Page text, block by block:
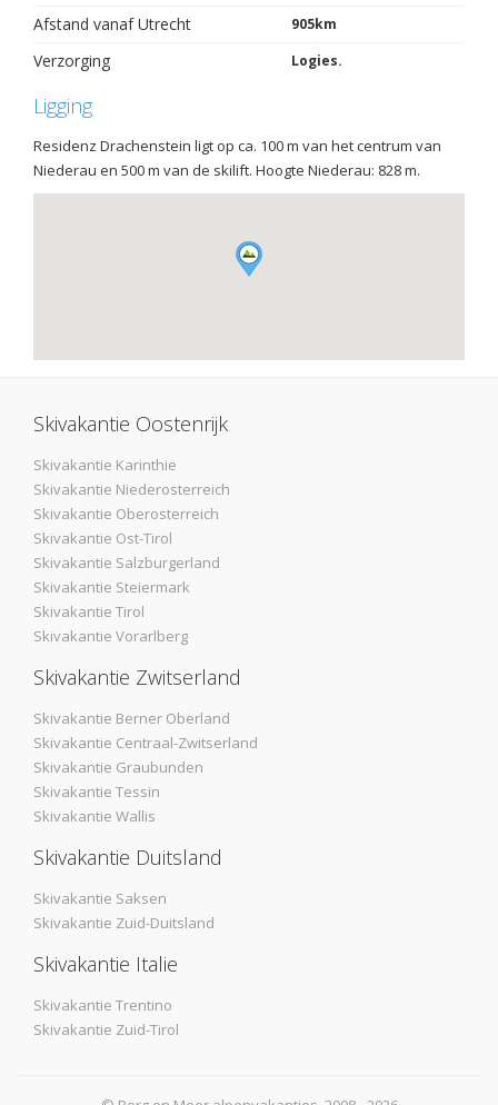
Afstand vanaf Utrecht 905km
Verzorging Logies.
Ligging
Residenz Drachenstein ligt op ca. 100 m van het centrum van
Niederau en 500 m van de skilift. Hoogte Niederau: 828 m.
Skivakantie Oostenrijk
Skivakantie Karinthie
Skivakantie Niederosterreich
Skivakantie Oberosterreich
Skivakantie Ost-Tirol
Skivakantie Salzburgerland
Skivakantie Steiermark
Skivakantie Tirol
Skivakantie Vorarlberg
Skivakantie Zwitserland
Skivakantie Berner Oberland
Skivakantie Centraal-Zwitserland
Skivakantie Graubunden
Skivakantie Tessin
Skivakantie Wallis
Skivakantie Duitsland
Skivakantie Saksen
Skivakantie Zuid-Duitsland
Skivakantie Italie
Skivakantie Trentino
Skivakantie Zuid-Tirol